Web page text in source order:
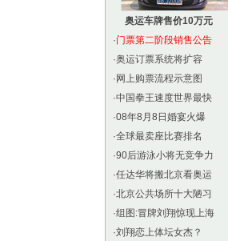
奥运车牌售价10万元
·门票第二阶段销售公告
·奥运订票系统将扩容
· 网上购票流程示意图
·中国拳王速度世界最快
·08年8月8日婚宴火爆
·全球最卖座比赛排名
·90后游泳小将无竞争力
·任达华将搬北京看奥运
·北京公共场所十大陋习
·组图:冒牌刘翔惊现上海
·刘翔恋上体坛女杰？